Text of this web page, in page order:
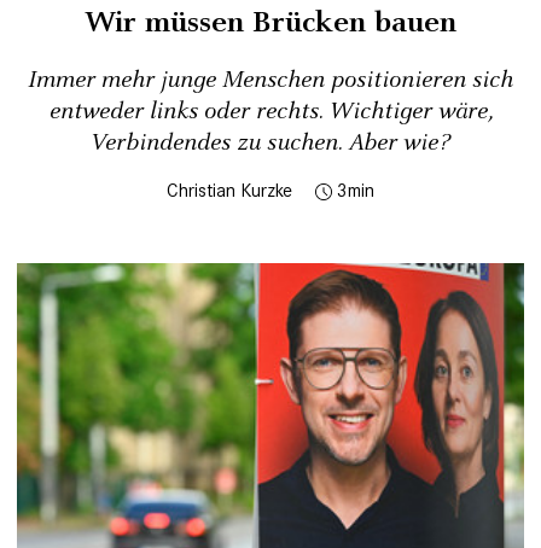
Wir müssen Brücken bauen
Immer mehr junge Menschen positionieren sich
entweder links oder rechts. Wichtiger wäre,
Verbindendes zu suchen. Aber wie?
Christian Kurzke 3